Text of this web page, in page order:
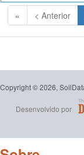
« < Anterior
Copyright © 2026,
Desenvolvido por